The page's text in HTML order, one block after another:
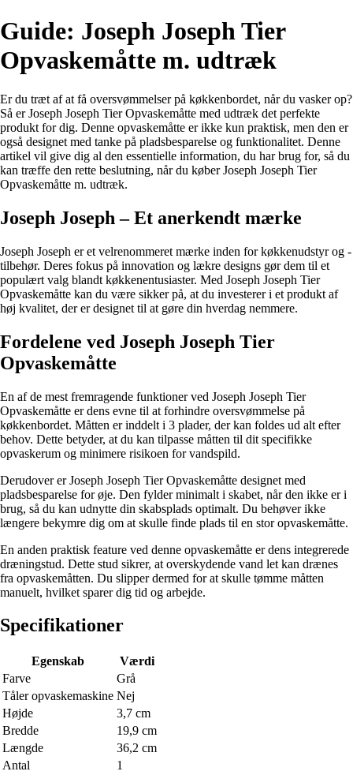
Guide: Joseph Joseph Tier
Opvaskemåtte m. udtræk
Er du træt af at få oversvømmelser på køkkenbordet, når du vasker op?
Så er Joseph Joseph Tier Opvaskemåtte med udtræk det perfekte
produkt for dig. Denne opvaskemåtte er ikke kun praktisk, men den er
også designet med tanke på pladsbesparelse og funktionalitet. Denne
artikel vil give dig al den essentielle information, du har brug for, så du
kan træffe den rette beslutning, når du køber Joseph Joseph Tier
Opvaskemåtte m. udtræk.
Joseph Joseph – Et anerkendt mærke
Joseph Joseph er et velrenommeret mærke inden for køkkenudstyr og -
tilbehør. Deres fokus på innovation og lækre designs gør dem til et
populært valg blandt køkkenentusiaster. Med Joseph Joseph Tier
Opvaskemåtte kan du være sikker på, at du investerer i et produkt af
høj kvalitet, der er designet til at gøre din hverdag nemmere.
Fordelene ved Joseph Joseph Tier
Opvaskemåtte
En af de mest fremragende funktioner ved Joseph Joseph Tier
Opvaskemåtte er dens evne til at forhindre oversvømmelse på
køkkenbordet. Måtten er inddelt i 3 plader, der kan foldes ud alt efter
behov. Dette betyder, at du kan tilpasse måtten til dit specifikke
opvaskerum og minimere risikoen for vandspild.
Derudover er Joseph Joseph Tier Opvaskemåtte designet med
pladsbesparelse for øje. Den fylder minimalt i skabet, når den ikke er i
brug, så du kan udnytte din skabsplads optimalt. Du behøver ikke
længere bekymre dig om at skulle finde plads til en stor opvaskemåtte.
En anden praktisk feature ved denne opvaskemåtte er dens integrerede
dræningstud. Dette stud sikrer, at overskydende vand let kan drænes
fra opvaskemåtten. Du slipper dermed for at skulle tømme måtten
manuelt, hvilket sparer dig tid og arbejde.
Specifikationer
Egenskab
Værdi
Farve
Grå
Tåler opvaskemaskine Nej
Højde
3,7 cm
Bredde
19,9 cm
Længde
36,2 cm
Antal
1